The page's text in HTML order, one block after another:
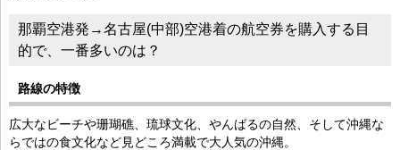
那覇空港発→名古屋(中部)空港着の航空券を購入する目
的で、一番多いのは？
路線の特徴
広大なビーチや珊瑚礁、琉球文化、やんばるの自然、そして沖縄な
らではの食文化など見どころ満載で大人気の沖縄。